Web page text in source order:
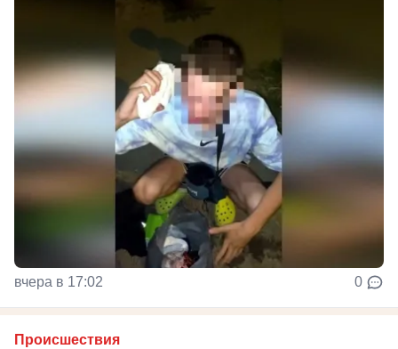
вчера в 17:02 0
Происшествия